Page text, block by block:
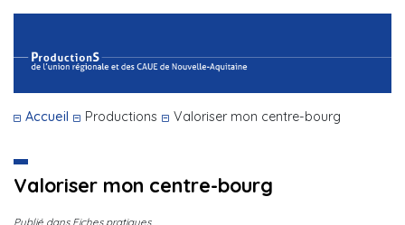
Accueil Productions Valoriser mon centre-bourg
Valoriser mon centre-bourg
Publié dans Fiches pratiques